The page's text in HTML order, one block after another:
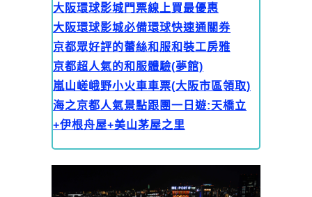
大阪環球影城門票線上買最優惠
大阪環球影城必備環球快速通關券
京都眾好評的蕾絲和服和裝工房雅
京都超人氣的和服體驗(夢館)
嵐山嵯峨野小火車車票(大阪市區領取)
海之京都人氣景點跟團一日遊:天橋立
+伊根舟屋+美山茅屋之里